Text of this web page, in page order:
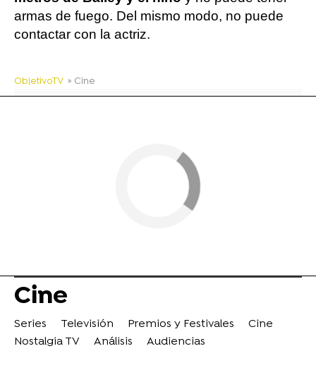
armas de fuego. Del mismo modo, no puede
contactar con la actriz.
ObjetivoTV » Cine
Cine
Series Televisión Premios y Festivales
Cine
Nostalgia TV
Análisis Audiencias